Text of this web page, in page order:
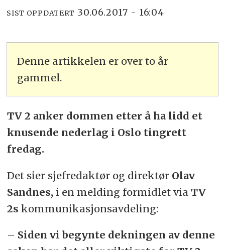
SIST OPPDATERT 30.06.2017 - 16:04
Denne artikkelen er over to år
gammel.
TV 2 anker dommen etter å ha lidd et
knusende nederlag i Oslo tingrett
fredag.
Det sier sjefredaktør og direktør Olav
Sandnes, i en melding formidlet via TV
2s kommunikasjonsavdeling:
– Siden vi begynte dekningen av denne